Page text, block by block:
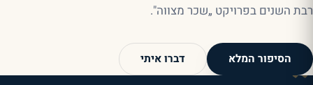
רבת השנים בפרויקט „שכר מצווה".
הסיפור המלא דברו איתי